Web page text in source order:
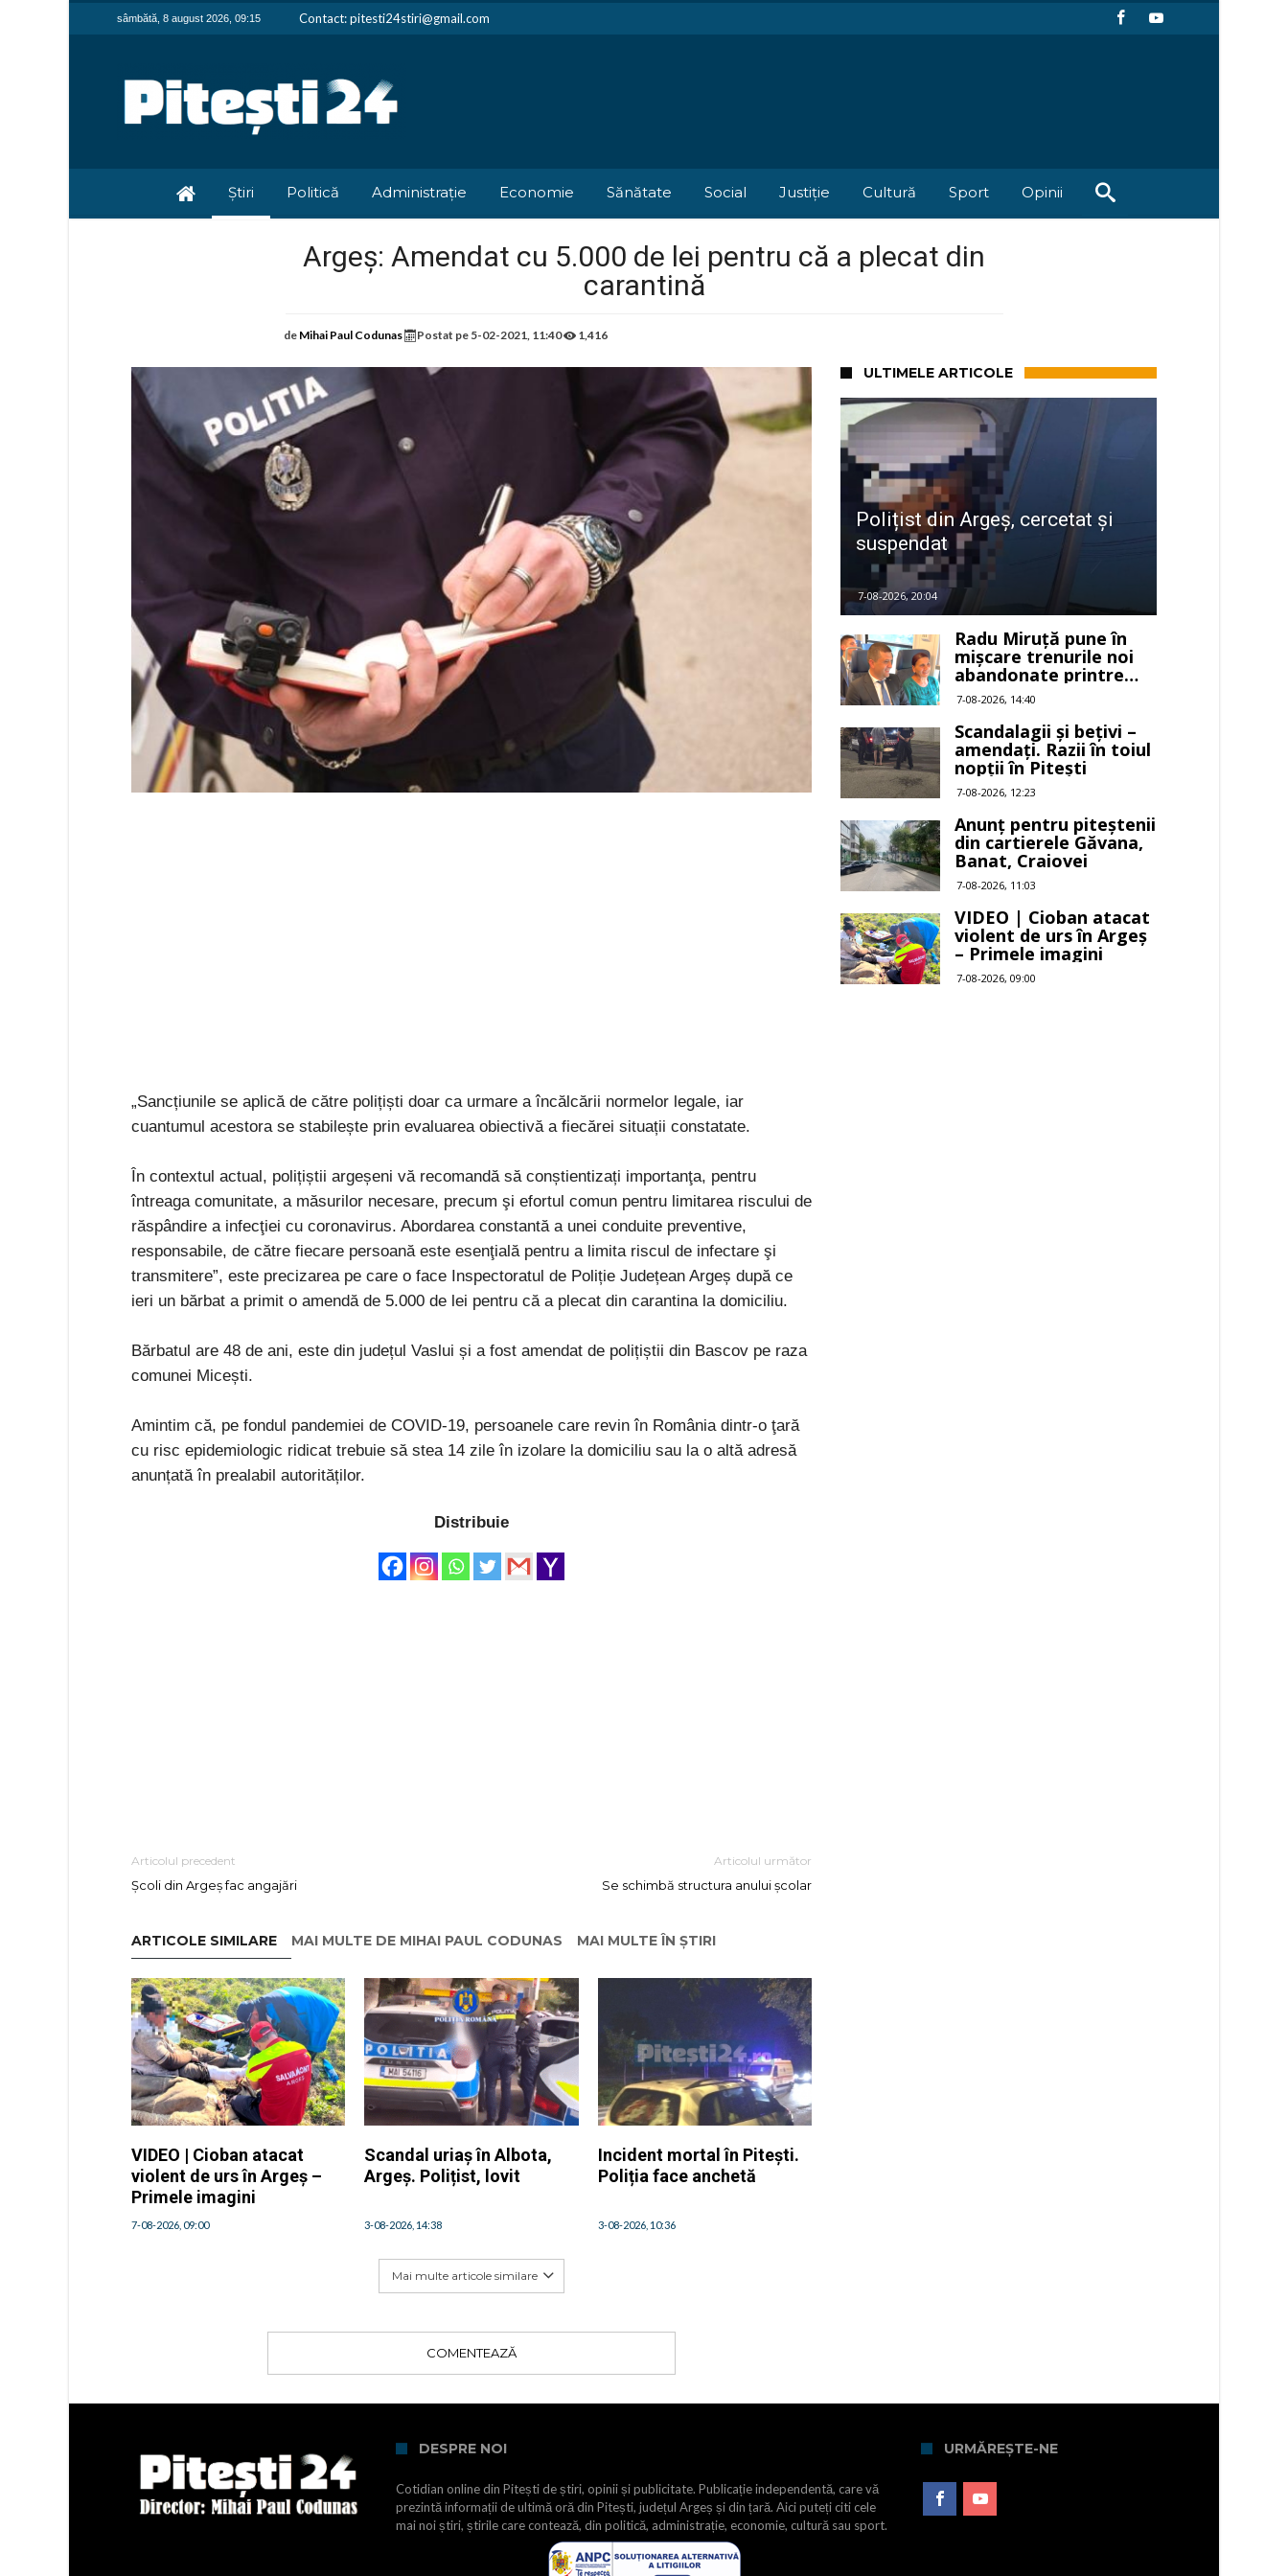
sâmbătă, 8 august 2026, 09:15 Contact: pitesti24stiri@gmail.com
Știri Politică Administrație Economie Sănătate Social Justiție Cultură Sport Opinii
Argeș: Amendat cu 5.000 de lei pentru că a plecat din
carantină
de Mihai Paul Codunas Postat pe 5-02-2021, 11:40 1,416
„Sancțiunile se aplică de către polițiști doar ca urmare a încălcării normelor legale, iar
cuantumul acestora se stabilește prin evaluarea obiectivă a fiecărei situații constatate.
În contextul actual, polițiștii argeșeni vă recomandă să conștientizați importanţa, pentru
întreaga comunitate, a măsurilor necesare, precum şi efortul comun pentru limitarea riscului de
răspândire a infecţiei cu coronavirus. Abordarea constantă a unei conduite preventive,
responsabile, de către fiecare persoană este esenţială pentru a limita riscul de infectare şi
transmitere”, este precizarea pe care o face Inspectoratul de Poliție Județean Argeș după ce
ieri un bărbat a primit o amendă de 5.000 de lei pentru că a plecat din carantina la domiciliu.
Bărbatul are 48 de ani, este din județul Vaslui și a fost amendat de polițiștii din Bascov pe raza
comunei Micești.
Amintim că, pe fondul pandemiei de COVID-19, persoanele care revin în România dintr-o ţară
cu risc epidemiologic ridicat trebuie să stea 14 zile în izolare la domiciliu sau la o altă adresă
anunțată în prealabil autorităților.
Distribuie
Articolul precedent
Școli din Argeș fac angajări
Articolul următor
Se schimbă structura anului școlar
ARTICOLE SIMILARE MAI MULTE DE MIHAI PAUL CODUNAS MAI MULTE ÎN ȘTIRI
VIDEO | Cioban atacat
violent de urs în Argeș –
Primele imagini
7-08-2026, 09:00
Scandal uriaș în Albota,
Argeș. Polițist, lovit
3-08-2026, 14:38
Incident mortal în Pitești.
Poliția face anchetă
3-08-2026, 10:36
Mai multe articole similare
COMENTEAZĂ
ULTIMELE ARTICOLE
Polițist din Argeș, cercetat și
suspendat
7-08-2026, 20:04
Radu Miruță pune în
mișcare trenurile noi
abandonate printre
buruieni
7-08-2026, 14:40
Scandalagii și bețivi –
amendați. Razii în toiul
nopții în Pitești
7-08-2026, 12:23
Anunț pentru piteștenii
din cartierele Găvana,
Banat, Craiovei
7-08-2026, 11:03
VIDEO | Cioban atacat
violent de urs în Argeș
– Primele imagini
7-08-2026, 09:00
DESPRE NOI
Cotidian online din Pitești de știri, opinii și publicitate. Publicație independentă, care vă
prezintă informații de ultimă oră din Pitești, județul Argeș și din țară. Aici puteți citi cele
mai noi știri, știrile care contează, din politică, administrație, economie, cultură sau sport.
URMĂREȘTE-NE